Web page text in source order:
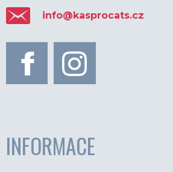
info@kasprocats.cz
INFORMACE